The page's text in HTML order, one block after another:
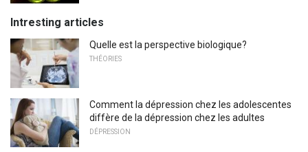
Intresting articles
Quelle est la perspective biologique?
THÉORIES
Comment la dépression chez les adolescentes
diffère de la dépression chez les adultes
DÉPRESSION